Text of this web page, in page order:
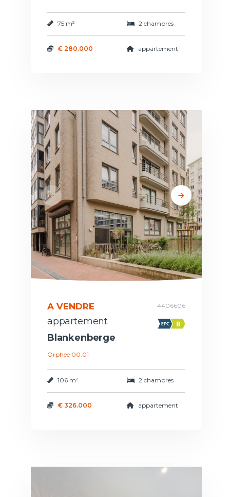
75 m² 2 chambres
€ 280.000 appartement
A VENDRE 4406606
appartement
Blankenberge
Orphee 00.01
106 m² 2 chambres
€ 326.000 appartement